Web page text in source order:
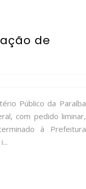
de
Público da Paraíba
com pedido liminar,
à Prefeitura